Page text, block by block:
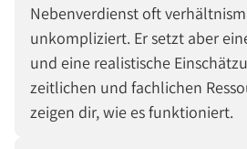
Nebenverdienst oft
unkompliziert. Er setzt aber
und eine realistische
zeitlichen und fachlichen
zeigen dir, wie es funktioniert.